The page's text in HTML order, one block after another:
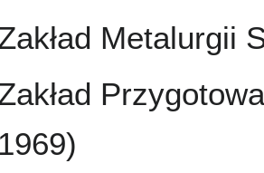
Metalurgii
1969)